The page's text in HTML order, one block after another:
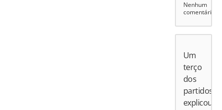
Nenhum
comentário
Um
terço
dos
partidos
explicou